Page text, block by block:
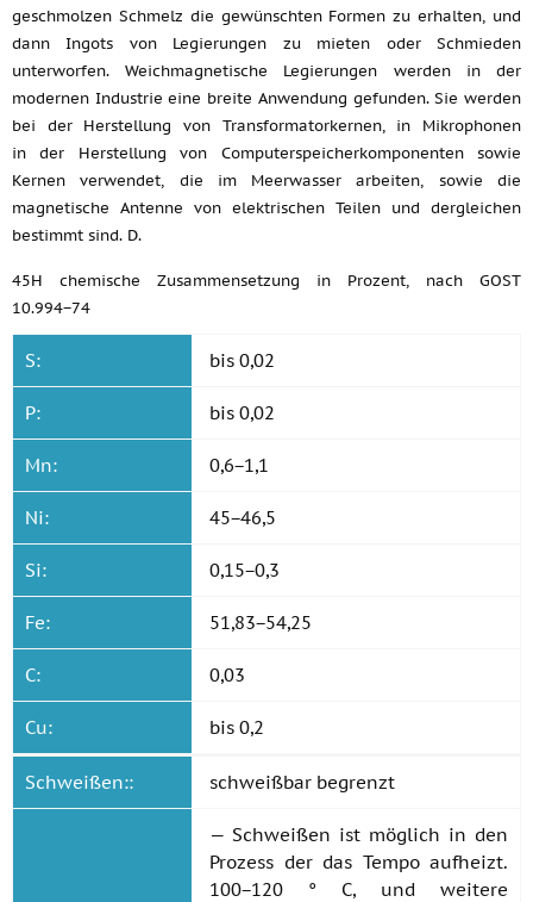
geschmolzen Schmelz die gewünschten Formen zu erhalten, und
dann Ingots von Legierungen zu mieten oder Schmieden
unterworfen. Weichmagnetische Legierungen werden in der
modernen Industrie eine breite Anwendung gefunden. Sie werden
bei der Herstellung von Transformatorkernen, in Mikrophonen
in der Herstellung von Computerspeicherkomponenten sowie
Kernen verwendet, die im Meerwasser arbeiten, sowie die
magnetische Antenne von elektrischen Teilen und dergleichen
bestimmt sind. D.
45H chemische Zusammensetzung in Prozent, nach GOST
10.994−74
S: bis 0,02
P: bis 0,02
Mn: 0,6−1,1
Ni: 45−46,5
Si: 0,15−0,3
Fe: 51,83−54,25
C: 0,03
Cu: bis 0,2
Schweißen:: schweißbar begrenzt
— Schweißen ist möglich in den
Prozess der das Tempo aufheizt.
100−120 ° C, und weitere